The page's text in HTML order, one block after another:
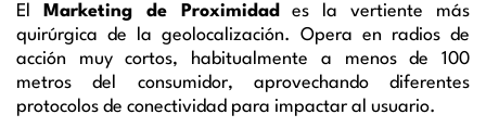
El Marketing de Proximidad
es la vertiente más
quirúrgica de la geolocalización. Opera en radios de
acción muy cortos, habitualmente a menos de 100
metros del consumidor, aprovechando diferentes
protocolos de conectividad para impactar al usuario.